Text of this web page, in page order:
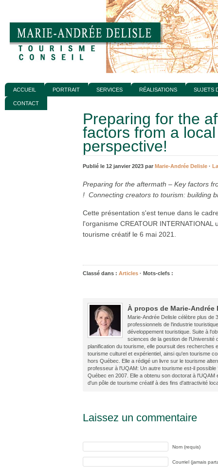
ACCUEIL PORTRAIT SERVICES RÉALISATIONS SUJETS
CONTACT
Preparing for the
factors from a
perspective!
Publié le 12 janvier 2023 par Marie-Andrée Delisle ·
Preparing for the aftermath – Key factors
! Connecting creators to tourism: building
Cette présentation s'est tenue dans le
l'organisme CREATOUR
tourisme créatif le 6 mai 2021.
Classé dans : Articles · Mots-clefs :
À propos de Marie-Andrée
Marie-Andrée Delisle célèbre plus de
professionnels de l'industrie
développement touristique. Suite à
sciences de la gestion de l'Université
planification du tourisme, elle poursuit des recherches
tourisme culturel et expérientiel, ainsi qu'en tourisme
hors Québec. Elle a rédigé un livre sur le tourisme
professeur à l'UQAM: Un autre tourisme est-il
Québec en 2007. Elle a obtenu son doctorat à
d'un pôle de tourisme créatif à des fins d'attractivité
Laissez un commentaire
Nom (requis)
Courriel (jamais